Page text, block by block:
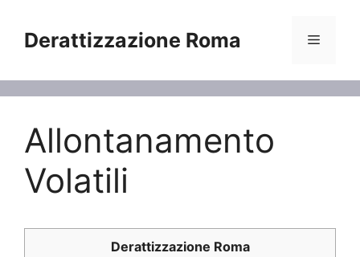
contenuto
Derattizzazione Roma Menu
Allontanamento
Volatili
Derattizzazione Roma